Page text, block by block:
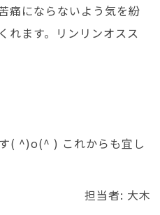
痛にならないよう気を紛
れます。リンリンオスス
( ^)o(^ ) これからも宜し
担当者: 大木